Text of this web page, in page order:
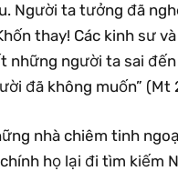
Người ta tưởng đã
thay! Các kinh sư
những người ta sai
đã không muốn” (Mt
nhà chiêm tinh
họ lại đi tìm kiếm